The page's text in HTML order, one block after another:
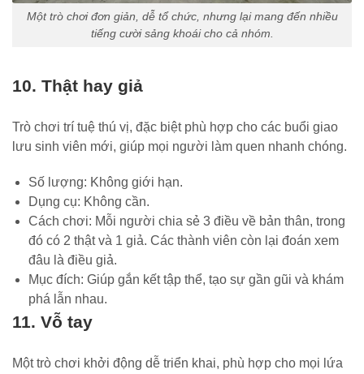
Một trò chơi đơn giản, dễ tổ chức, nhưng lại mang đến nhiều
tiếng cười sảng khoái cho cả nhóm.
10. Thật hay giả
Trò chơi trí tuệ thú vị, đặc biệt phù hợp cho các buổi giao
lưu sinh viên mới, giúp mọi người làm quen nhanh chóng.
Số lượng: Không giới hạn.
Dụng cụ: Không cần.
Cách chơi: Mỗi người chia sẻ 3 điều về bản thân, trong
đó có 2 thật và 1 giả. Các thành viên còn lại đoán xem
đâu là điều giả.
Mục đích: Giúp gắn kết tập thể, tạo sự gần gũi và khám
phá lẫn nhau.
11. Vỗ tay
Một trò chơi khởi động dễ triển khai, phù hợp cho mọi lứa